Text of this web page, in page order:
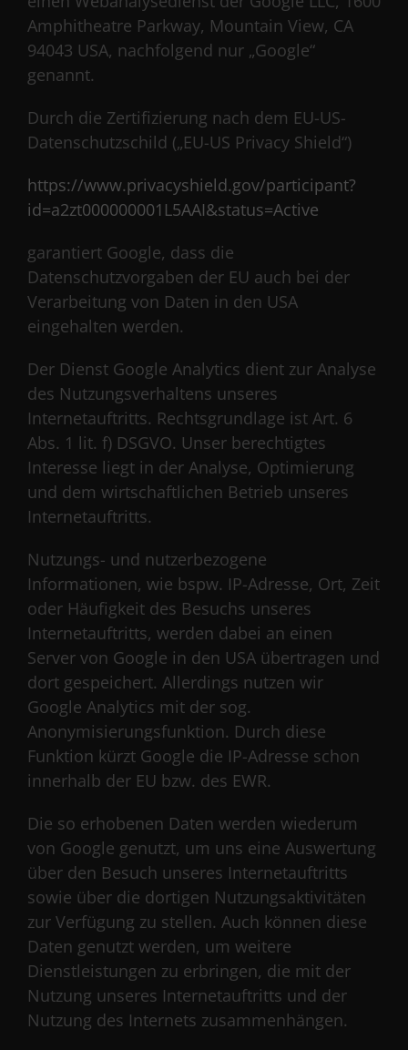
Amphitheatre Parkway, Mountain View, CA
94043 USA, nachfolgend nur „Google“
genannt.
Durch die Zertifizierung nach dem EU-US-
Datenschutzschild („EU-US Privacy Shield“)
https://www.privacyshield.gov/participant?
id=a2zt000000001L5AAI&status=Active
garantiert Google, dass die
Datenschutzvorgaben der EU auch bei der
Verarbeitung von Daten in den USA
eingehalten werden.
Der Dienst Google Analytics dient zur Analyse
des Nutzungsverhaltens unseres
Internetauftritts. Rechtsgrundlage ist Art. 6
Abs. 1 lit. f) DSGVO. Unser berechtigtes
Interesse liegt in der Analyse, Optimierung
und dem wirtschaftlichen Betrieb unseres
Internetauftritts.
Nutzungs- und nutzerbezogene
Informationen, wie bspw. IP-Adresse, Ort, Zeit
oder Häufigkeit des Besuchs unseres
Internetauftritts, werden dabei an einen
Server von Google in den USA übertragen und
dort gespeichert. Allerdings nutzen wir
Google Analytics mit der sog.
Anonymisierungsfunktion. Durch diese
Funktion kürzt Google die IP-Adresse schon
innerhalb der EU bzw. des EWR.
Die so erhobenen Daten werden wiederum
von Google genutzt, um uns eine Auswertung
über den Besuch unseres Internetauftritts
sowie über die dortigen Nutzungsaktivitäten
zur Verfügung zu stellen. Auch können diese
Daten genutzt werden, um weitere
Dienstleistungen zu erbringen, die mit der
Nutzung unseres Internetauftritts und der
Nutzung des Internets zusammenhängen.